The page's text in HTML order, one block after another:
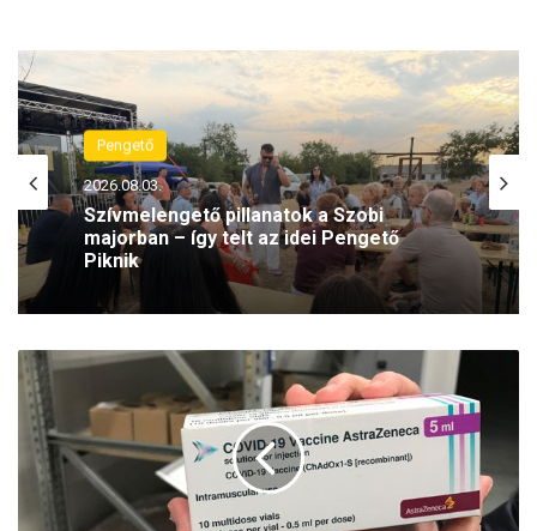
Pengető
2026.08.03.
Szívmelengető pillanatok a Szobi
Piknik
Pengető
2026.07.31.
„Ti vagytok a világ világossága” – Jézus
fényének továbbadására hív a Tini
S